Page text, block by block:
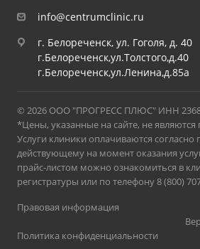
info@centrumclinic.ru
г. Белореченск, ул. Гоголя, д. 40
г.Белореченск,ул.Толстого,д.40
г.Белореченск,ул.Ленина,д.85а
© 2026 ООО "ПРОГРЕСС ПЛЮС" ИНН
*Цены, указанные на сайте, не
Услуги клиники оплачиваются согласно
действующему на момент оказания
прайс-листом можно ознакомиться в
регистратуры или по телефону 8 (800)
Правовая информация
Политика конфиденциальности